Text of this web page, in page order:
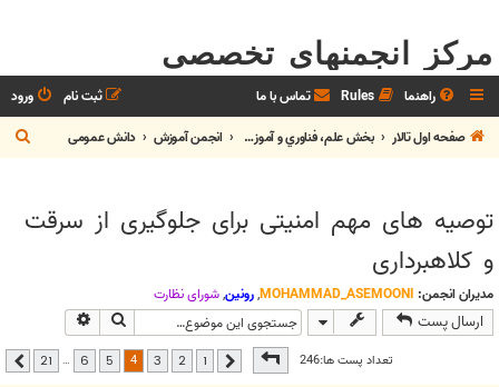
مرکز انجمنهای تخصصی
راهنما Rules تماس با ما ورود
ثبت نام
صفحه اول تالار
بخش علم، فناوري و آموزش انجمن آموزش دانش عمومی
ج
س
توصیه های مهم امنیتی برای جلوگیری از سرقت
و کلاهبرداری
مدیران انجمن: MOHAMMAD_ASEMOONI
,رونین,شوراي نظارت
ارسال پست جستجو
تعداد پست ها:246صفحه از21 قبلی 2
3
4
5
6
…
21 بعدی